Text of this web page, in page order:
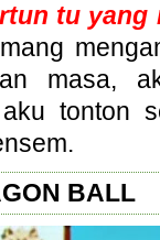
tu yang
masa,
tonton
BALL